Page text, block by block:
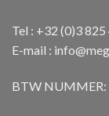
Tel : +32 (0)3 825
E-mail :
BTW NUMMER: